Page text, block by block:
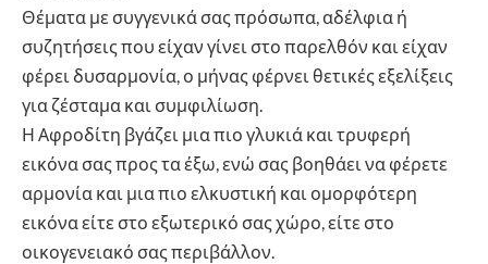
Θέματα με συγγενικά σας πρόσωπα, αδέλφια ή
συζητήσεις που είχαν γίνει στο παρελθόν και είχαν
φέρει δυσαρμονία, ο μήνας φέρνει θετικές εξελίξεις
για ζέσταμα και συμφιλίωση.
Η Αφροδίτη βγάζει μια πιο γλυκιά και τρυφερή
εικόνα σας προς τα έξω, ενώ σας βοηθάει να φέρετε
αρμονία και μια πιο ελκυστική και ομορφότερη
εικόνα είτε στο εξωτερικό σας χώρο, είτε στο
οικογενειακό σας περιβάλλον.